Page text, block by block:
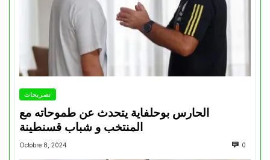
تصريحات
الحارس بوحلفاية يتحدث عن طموحاته مع
المنتخب و شباب قسنطينة
Octobre 8, 2024 0